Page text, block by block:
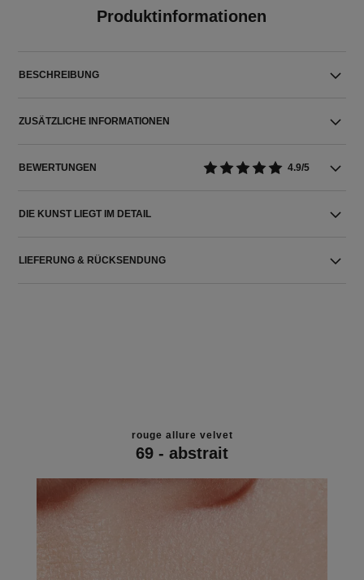
Produktinformationen
BESCHREIBUNG
ZUSÄTZLICHE INFORMATIONEN
BEWERTUNGEN 4.9/5
DIE KUNST LIEGT IM DETAIL
LIEFERUNG & RÜCKSENDUNG
rouge allure velvet
69 - abstrait